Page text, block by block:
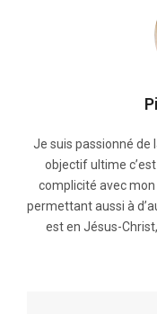
Je suis passionné de
objectif ultime
complicité avec
permettant aussi à
est en Jésus-